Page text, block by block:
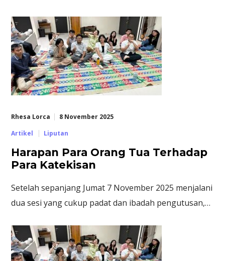
Rhesa Lorca
8 November 2025
Artikel
Liputan
Harapan Para Orang Tua Terhadap
Para Katekisan
Setelah sepanjang Jumat 7 November 2025 menjalani
dua sesi yang cukup padat dan ibadah pengutusan,…